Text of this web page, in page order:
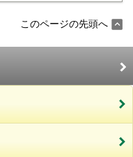
このページの先頭へ